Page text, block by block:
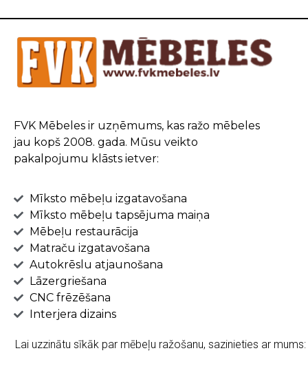
FVK Mēbeles ir uzņēmums, kas ražo mēbeles
jau kopš 2008. gada. Mūsu veikto
pakalpojumu klāsts ietver:
Mīksto mēbeļu izgatavošana
Mīksto mēbeļu tapsējuma maiņa
Mēbeļu restaurācija
Matraču izgatavošana
Autokrēslu atjaunošana
Lāzergriešana
CNC frēzēšana
Interjera dizains
Lai uzzinātu sīkāk par mēbeļu ražošanu, sazinieties ar mums: